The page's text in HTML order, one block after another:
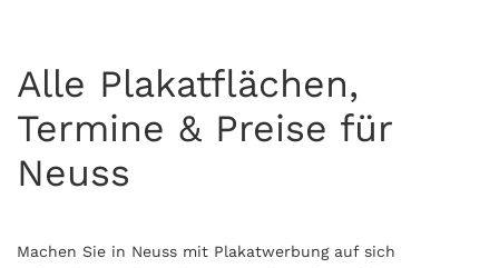
Alle Plakatflächen,
Termine & Preise für
Neuss
Machen Sie in Neuss mit Plakatwerbung auf sich